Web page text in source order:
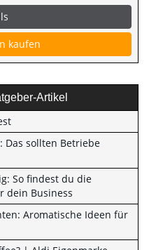
kaufen
Artikel
Das sollten Betriebe
So findest du die
dein Business
Aromatische Ideen für